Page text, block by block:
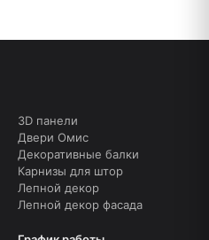
3D панели
Двери Омис
Декоративные балки
Карнизы для штор
Лепной декор
Лепной декор фасада